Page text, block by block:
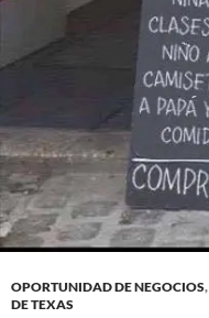
OPORTUNIDAD DE NEGOCIOS,
DE TEXAS